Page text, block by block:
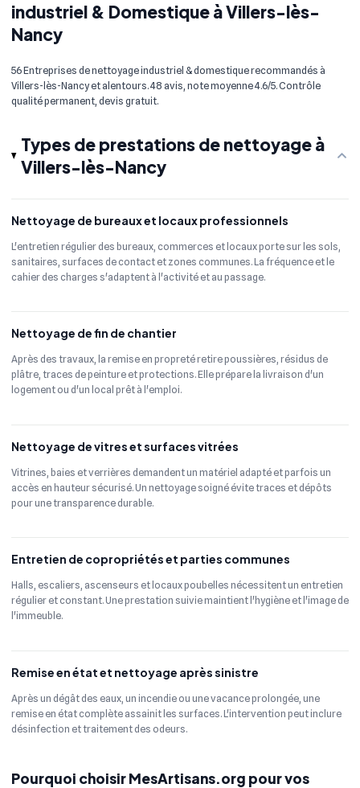
industriel & Domestique à Villers-lès-
Nancy
56 Entreprises de nettoyage industriel & domestique recommandés à
Villers-lès-Nancy et alentours. 48 avis, note moyenne 4.6/5. Contrôle
qualité permanent, devis gratuit.
Types de prestations de nettoyage à
Villers-lès-Nancy
Nettoyage de bureaux et locaux professionnels
L'entretien régulier des bureaux, commerces et locaux porte sur les sols,
sanitaires, surfaces de contact et zones communes. La fréquence et le
cahier des charges s'adaptent à l'activité et au passage.
Nettoyage de fin de chantier
Après des travaux, la remise en propreté retire poussières, résidus de
plâtre, traces de peinture et protections. Elle prépare la livraison d'un
logement ou d'un local prêt à l'emploi.
Nettoyage de vitres et surfaces vitrées
Vitrines, baies et verrières demandent un matériel adapté et parfois un
accès en hauteur sécurisé. Un nettoyage soigné évite traces et dépôts
pour une transparence durable.
Entretien de copropriétés et parties communes
Halls, escaliers, ascenseurs et locaux poubelles nécessitent un entretien
régulier et constant. Une prestation suivie maintient l'hygiène et l'image de
l'immeuble.
Remise en état et nettoyage après sinistre
Après un dégât des eaux, un incendie ou une vacance prolongée, une
remise en état complète assainit les surfaces. L'intervention peut inclure
désinfection et traitement des odeurs.
Pourquoi choisir MesArtisans.org pour vos